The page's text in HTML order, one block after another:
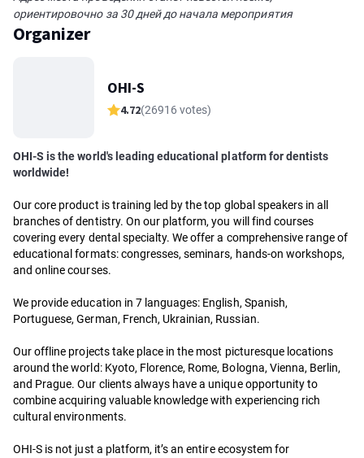
ориентировочно за 30 дней до начала мероприятия
Organizer
OHI-S
4.72(26916 votes)
OHI-S is the world's leading educational platform for dentists
worldwide!
Our core product is training led by the top global speakers in all
branches of dentistry. On our platform, you will find courses
covering every dental specialty. We offer a comprehensive range of
educational formats: congresses, seminars, hands-on workshops,
and online courses.
We provide education in 7 languages: English, Spanish,
Portuguese, German, French, Ukrainian, Russian.
Our offline projects take place in the most picturesque locations
around the world: Kyoto, Florence, Rome, Bologna, Vienna, Berlin,
and Prague. Our clients always have a unique opportunity to
combine acquiring valuable knowledge with experiencing rich
cultural environments.
OHI-S is not just a platform, it’s an entire ecosystem for